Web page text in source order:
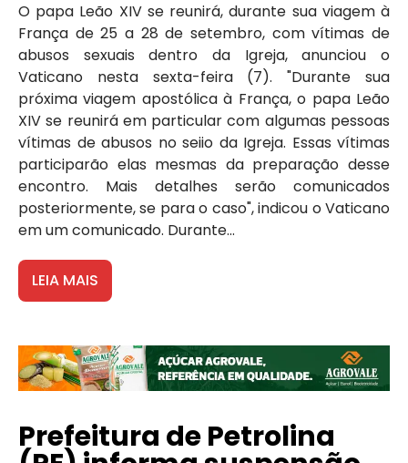
O papa Leão XIV se reunirá, durante sua viagem à
França de 25 a 28 de setembro, com vítimas de
abusos sexuais dentro da Igreja, anunciou o
Vaticano nesta sexta-feira (7). "Durante sua
próxima viagem apostólica à França, o papa Leão
XIV se reunirá em particular com algumas pessoas
vítimas de abusos no seiio da Igreja. Essas vítimas
participarão elas mesmas da preparação desse
encontro. Mais detalhes serão comunicados
posteriormente, se para o caso", indicou o Vaticano
em um comunicado. Durante...
LEIA MAIS
Prefeitura de Petrolina